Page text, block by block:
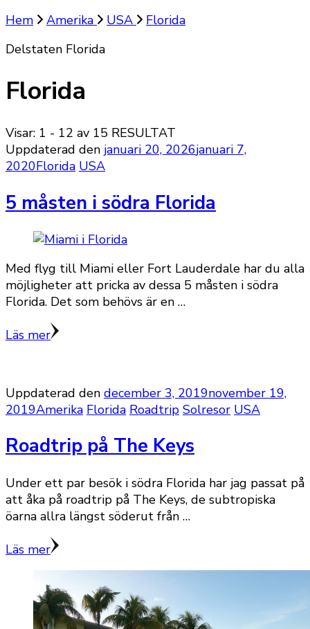
Hem
Amerika USA
Florida
Delstaten Florida
Florida
Visar: 1 - 12 av 15 RESULTAT
Uppdaterad den januari 20, 2026januari 7,
2020Florida USA
5 måsten i södra Florida
Med flyg till Miami eller Fort Lauderdale har du alla
möjligheter att pricka av dessa 5 måsten i södra
Florida. Det som behövs är en …
Läs mer
Uppdaterad den december 3, 2019november 19,
2019Amerika Florida Roadtrip Solresor USA
Roadtrip på The Keys
Under ett par besök i södra Florida har jag passat på
att åka på roadtrip på The Keys, de subtropiska
öarna allra längst söderut från …
Läs mer